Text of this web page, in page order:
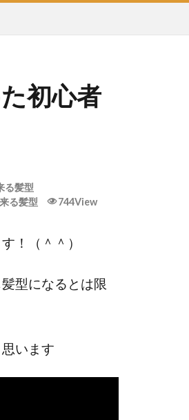
初心者
る髪型
る髪型
744View
！（＾＾）
型になるとは限
います